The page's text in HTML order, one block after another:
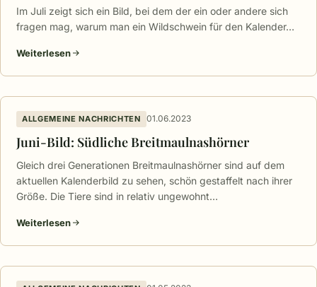
Im Juli zeigt sich ein Bild, bei dem der ein oder andere sich
fragen mag, warum man ein Wildschwein für den Kalender…
Weiterlesen
ALLGEMEINE NACHRICHTEN 01.06.2023
Juni-Bild: Südliche Breitmaulnashörner
Gleich drei Generationen Breitmaulnashörner sind auf dem
aktuellen Kalenderbild zu sehen, schön gestaffelt nach ihrer
Größe. Die Tiere sind in relativ ungewohnt…
Weiterlesen